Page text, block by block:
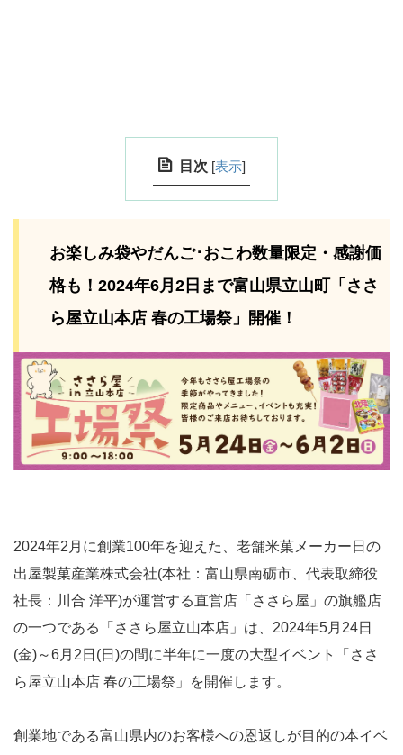
目次 [表示]
お楽しみ袋やだんご･おこわ数量限定・感謝価
格も！2024年6月2日まで富山県立山町「ささ
ら屋立山本店 春の工場祭」開催！
2024年2月に創業100年を迎えた、老舗米菓メーカー日の
出屋製菓産業株式会社(本社：富山県南砺市、代表取締役
社長：川合 洋平)が運営する直営店「ささら屋」の旗艦店
の一つである「ささら屋立山本店」は、2024年5月24日
(金)～6月2日(日)の間に半年に一度の大型イベント「ささ
ら屋立山本店 春の工場祭」を開催します。
創業地である富⼭県内のお客様への恩返しが⽬的の本イベ